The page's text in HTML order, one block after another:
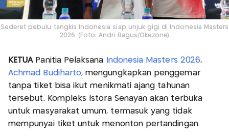
Sederet pebulu tangkis Indonesia siap unjuk gigi di Indonesia Masters
2026. (Foto: Andri Bagus/Okezone)
KETUAPanitia Pelaksana Indonesia Masters 2026,
Achmad Budiharto, mengungkapkan penggemar
tanpa tiket bisa ikut menikmati ajang tahunan
tersebut. Kompleks Istora Senayan akan terbuka
untuk masyarakat umum, termasuk yang tidak
mempunyai tiket untuk menonton pertandingan.